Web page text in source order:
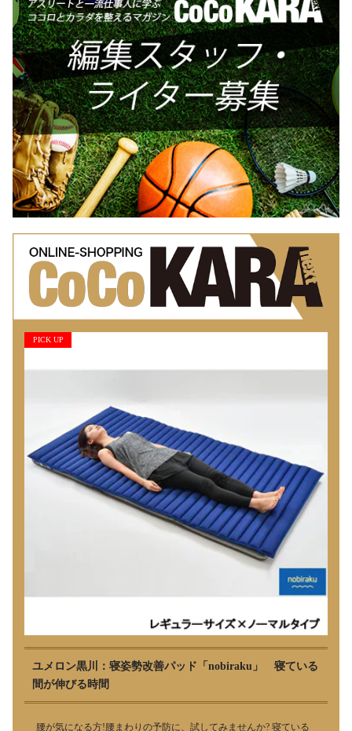
PICK UP
ユメロン黒川：寝姿勢改善パッド「nobiraku」 寝ている
間が伸びる時間
腰が気になる方!腰まわりの予防に、試してみませんか? 寝ている